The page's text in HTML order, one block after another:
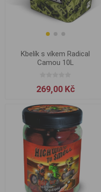
Kbelík s víkem Radical
Camou 10L
269,00 Kč